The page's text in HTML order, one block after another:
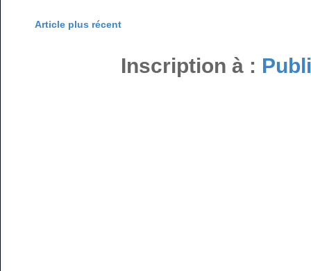
Article plus récent
Inscription à :